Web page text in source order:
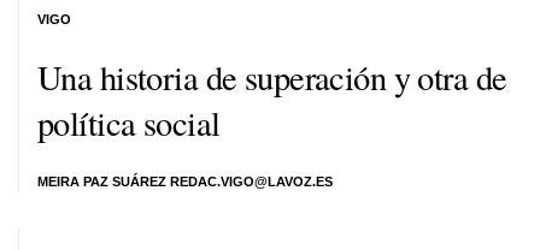
Una historia de superación y otra de
política social
MEIRA PAZ SUÁREZ REDAC.VIGO@LAVOZ.ES
VIGO